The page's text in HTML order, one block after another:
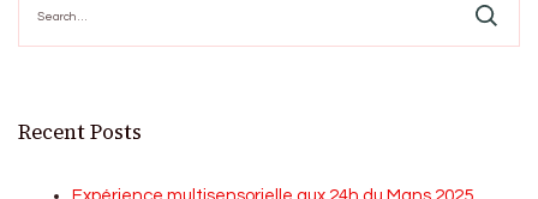
for:
Recent Posts